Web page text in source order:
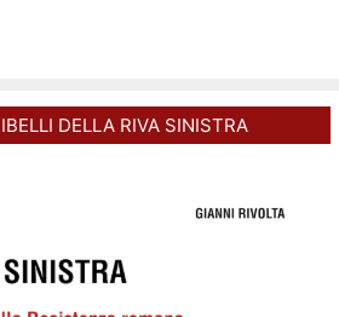
DELLA RIVA SINISTRA